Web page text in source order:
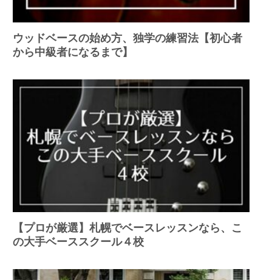
ウッドベースの始め方、独学の練習法【初心者
から中級者になるまで】
【プロが厳選】札幌でベースレッスンなら、こ
の大手ベーススクール４校